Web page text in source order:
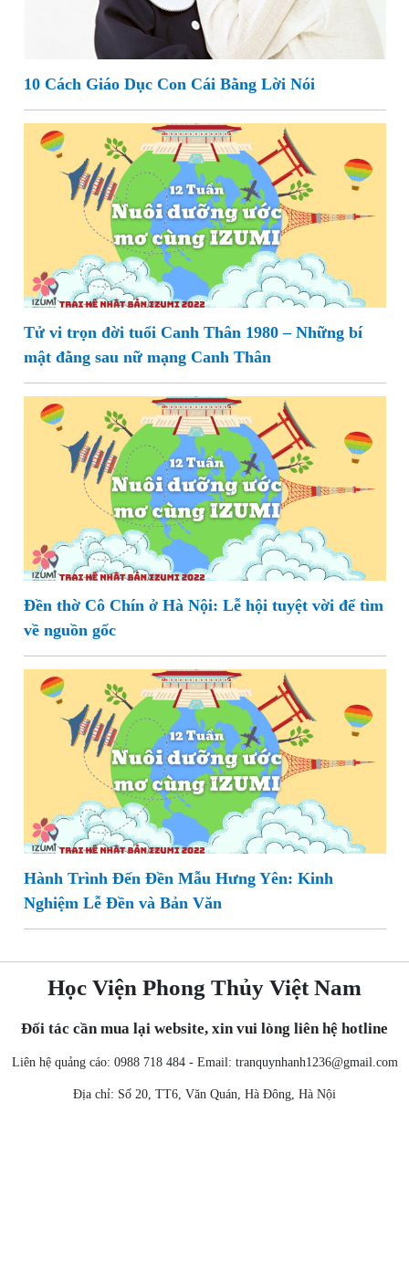
10 Cách Giáo Dục Con Cái Bằng Lời Nói
Tử vi trọn đời tuổi Canh Thân 1980 – Những bí
mật đằng sau nữ mạng Canh Thân
Đền thờ Cô Chín ở Hà Nội: Lễ hội tuyệt vời để tìm
về nguồn gốc
Hành Trình Đến Đền Mẫu Hưng Yên: Kinh
Nghiệm Lễ Đền và Bản Văn
Học Viện Phong Thủy Việt Nam
Đối tác cần mua lại website, xin vui lòng liên hệ hotline
Liên hệ quảng cáo: 0988 718 484 - Email: tranquynhanh1236@gmail.com
Địa chỉ: Số 20, TT6, Văn Quán, Hà Đông, Hà Nội